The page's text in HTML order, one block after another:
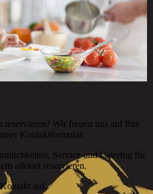
reservieren? Wir freuen uns auf Ihre
Kontaktformular.
Service und Catering für
allerart reservieren.
auf.